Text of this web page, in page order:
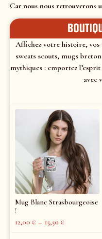
Car nous nous retrouverons
Affichez votre histoire,
sweats scouts, mugs
mythiques : emportez
avec
Mug Blanc Strasbourgeoise
!
12,00 € – 15,50 €